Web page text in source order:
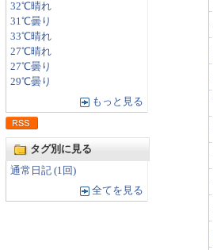
32℃晴れ
31℃曇り
33℃晴れ
27℃晴れ
27℃曇り
29℃曇り
もっと見る
タグ別に見る
通常日記 (1回)
全てを見る